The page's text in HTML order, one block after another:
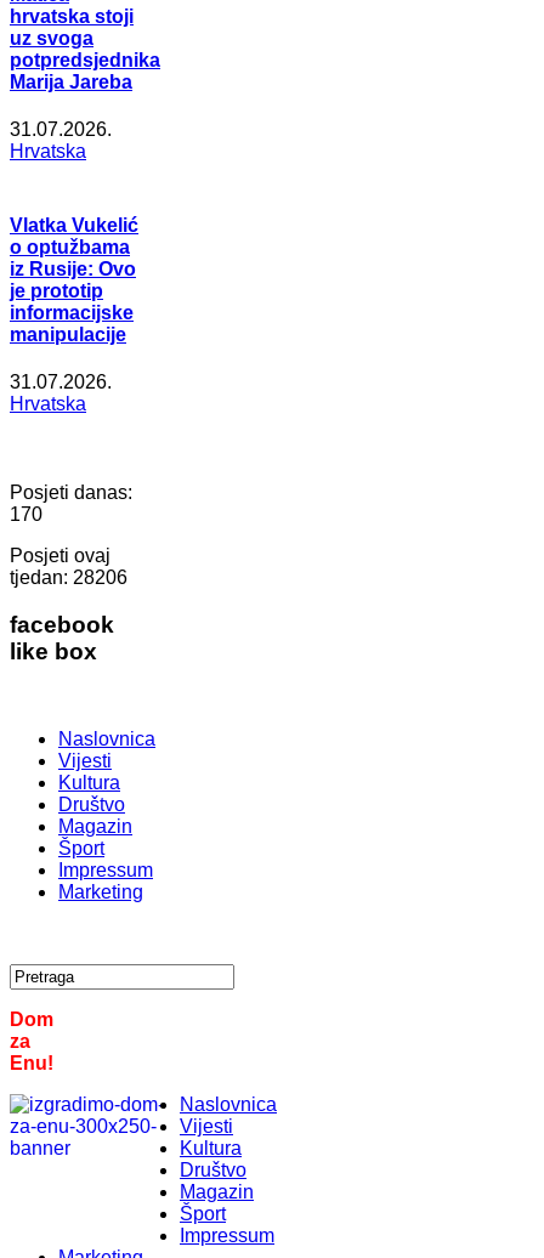
hrvatska stoji
uz svoga
potpredsjednika
Marija Jareba
31.07.2026.
Hrvatska
Vlatka Vukelić
o optužbama
iz Rusije: Ovo
je prototip
informacijske
manipulacije
31.07.2026.
Hrvatska
Posjeti danas:
170
Posjeti ovaj
tjedan: 28206
facebook
like box
Naslovnica
Vijesti
Kultura
Društvo
Magazin
Šport
Impressum
Marketing
Dom
za
Enu!
Naslovnica
Vijesti
Kultura
Društvo
Magazin
Šport
Impressum